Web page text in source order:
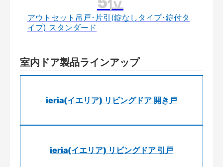
アウトセット吊戸･片引(錠なしタイプ･錠付タ
イプ) スタンダード
室内ドア製品ラインアップ
ieria(イエリア) リビングドア 開き戸
ieria(イエリア) リビングドア 引戸